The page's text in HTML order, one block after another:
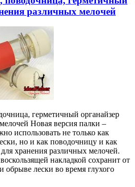
различных мелочей
герметичный органайзер
Новая версия палки –
использовать не только как
но и как поводочницу и как
хранения различных мелочей.
накладкой сохранит от
обрыве лески во время глухого